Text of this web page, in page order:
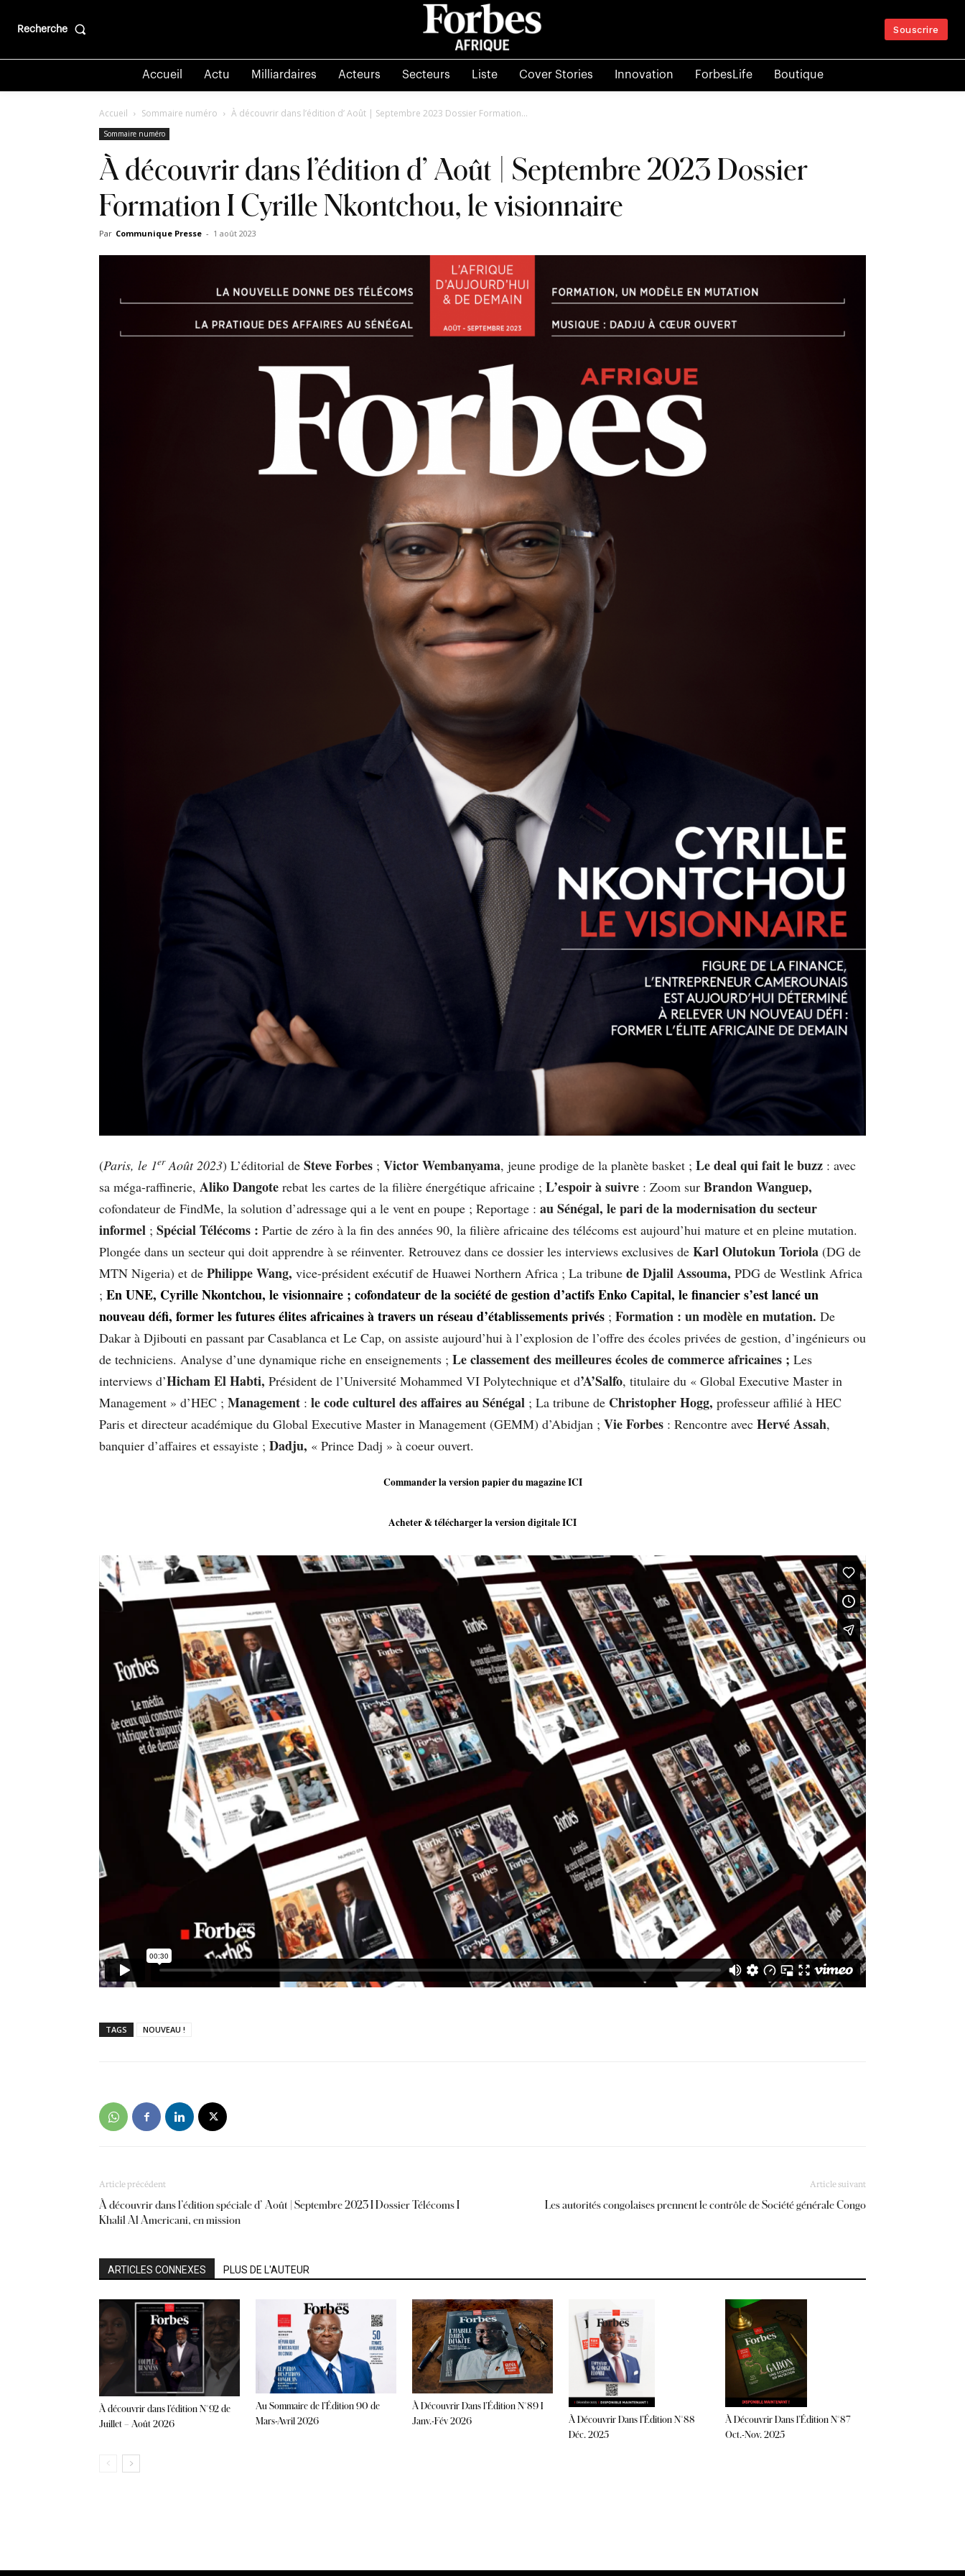
Recherche Souscrire
Accueil Actu Milliardaires Acteurs Secteurs Liste Cover Stories Innovation ForbesLife Boutique
Accueil Sommaire numéro À découvrir dans l’édition d’ Août | Septembre 2023 Dossier Formation...
Sommaire numéro
À découvrir dans l’édition d’ Août | Septembre 2023 Dossier
Formation I Cyrille Nkontchou, le visionnaire
Par Communique Presse - 1 août 2023
(Paris, le 1erAoût 2023) L’éditorial de Steve Forbes ; Victor Wembanyama, jeune prodige de la planète basket ; Le deal qui fait le buzz : avec
sa méga-raffinerie, Aliko Dangote rebat les cartes de la filière énergétique africaine ; L’espoir à suivre : Zoom sur Brandon Wanguep,
cofondateur de FindMe, la solution d’adressage qui a le vent en poupe ; Reportage : au Sénégal, le pari de la modernisation du secteur
informel ; Spécial Télécoms : Partie de zéro à la fin des années 90, la filière africaine des télécoms est aujourd’hui mature et en pleine mutation.
Plongée dans un secteur qui doit apprendre à se réinventer. Retrouvez dans ce dossier les interviews exclusives de Karl Olutokun Toriola (DG de
MTN Nigeria) et de Philippe Wang, vice-président exécutif de Huawei Northern Africa ; La tribune de Djalil Assouma, PDG de Westlink Africa
; En UNE, Cyrille Nkontchou, le visionnaire ; cofondateur de la société de gestion d’actifs Enko Capital, le financier s’est lancé un
nouveau défi, former les futures élites africaines à travers un réseau d’établissements privés ; Formation : un modèle en mutation. De
Dakar à Djibouti en passant par Casablanca et Le Cap, on assiste aujourd’hui à l’explosion de l’offre des écoles privées de gestion, d’ingénieurs ou
de techniciens. Analyse d’une dynamique riche en enseignements ; Le classement des meilleures écoles de commerce africaines ; Les
interviews d’Hicham El Habti, Président de l’Université Mohammed VI Polytechnique et d’A’Salfo, titulaire du « Global Executive Master in
Management » d’HEC ; Management : le code culturel des affaires au Sénégal ; La tribune de Christopher Hogg, professeur affilié à HEC
Paris et directeur académique du Global Executive Master in Management (GEMM) d’Abidjan ; Vie Forbes : Rencontre avec Hervé Assah,
banquier d’affaires et essayiste ; Dadju, « Prince Dadj » à coeur ouvert.
Commander la version papier du magazine ICI
Acheter & télécharger la version digitale ICI
TAGS NOUVEAU !
Article précédent
À découvrir dans l’édition spéciale d’ Août | Septembre 2023 I Dossier Télécoms I
Khalil Al Americani, en mission
Article suivant
Les autorités congolaises prennent le contrôle de Société générale Congo
ARTICLES CONNEXES PLUS DE L'AUTEUR
À découvrir dans l’édition N°92 de
Juillet – Août 2026
Au Sommaire de l’Édition 90 de
Mars-Avril 2026
À Découvrir Dans l’Édition N°89 I
Janv.-Fév 2026
À Découvrir Dans l’Édition N°88
Déc. 2025
À Découvrir Dans l’Édition N°87
Oct.-Nov. 2025